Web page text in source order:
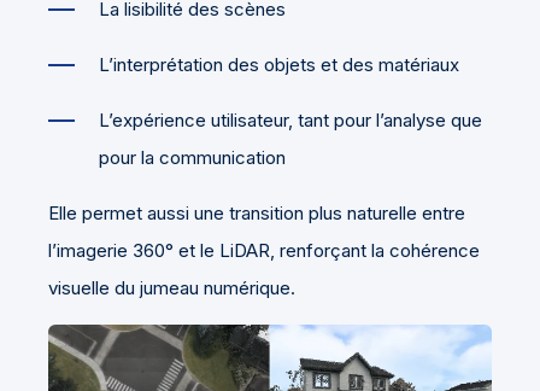
La lisibilité des scènes
L’interprétation des objets et des matériaux
L’expérience utilisateur, tant pour l’analyse que
pour la communication
Elle permet aussi une transition plus naturelle entre
l’imagerie 360° et le LiDAR, renforçant la cohérence
visuelle du jumeau numérique.